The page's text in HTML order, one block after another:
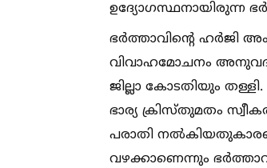
ഉദ്യോഗസ്ഥനായിരുന്ന
ഭർത്താവിന്റെ ഹർജി
വിവാഹമോചനം
ജില്ലാ കോടതിയും
ഭാര്യ ക്രിസ്തുമതം
പരാതി നല്‍കിയതുകാരണം
വഴക്കാണെന്നും